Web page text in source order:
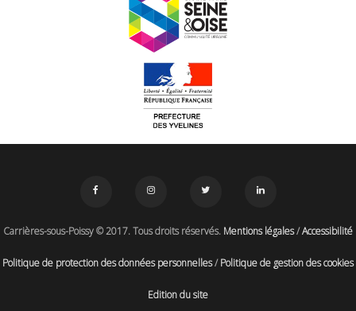
Carrières-sous-Poissy © 2017. Tous droits réservés. Mentions légales/Accessibilité
Politique de protection des données personnelles/Politique de gestion des cookies
Edition du site